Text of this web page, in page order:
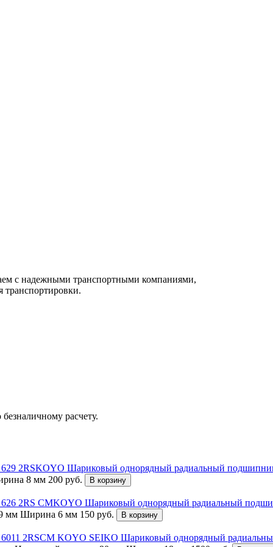
с надежными транспортными компаниями,
транспортировки.
расчету.
Шариковый однорядный радиальный
8 мм 200 руб. В корзину
Шариковый однорядный радиальный
мм Ширина 6 мм 150 руб. В корзину
Шариковый однорядный